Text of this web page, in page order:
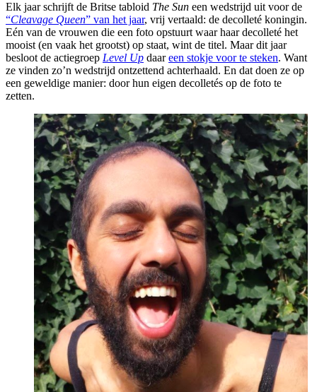
Elk jaar schrijft de Britse tabloid The Sun een wedstrijd uit voor de
“Cleavage Queen” van het jaar, vrij vertaald: de decolleté koningin.
Eén van de vrouwen die een foto opstuurt waar haar decolleté het
mooist (en vaak het grootst) op staat, wint de titel. Maar dit jaar
besloot de actiegroep Level Up daareen stokje voor te steken. Want
ze vinden zo’n wedstrijd ontzettend achterhaald. En dat doen ze op
een geweldige manier: door hun eigen decolletés op de foto te
zetten.